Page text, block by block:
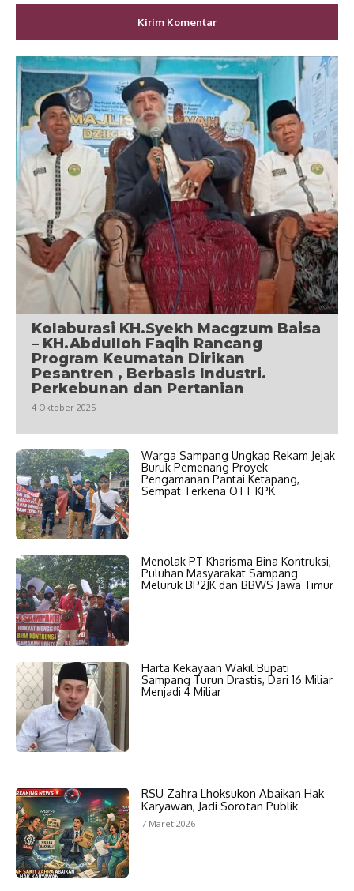
Kolaburasi KH.Syekh Macgzum Baisa
– KH.Abdulloh Faqih Rancang
Program Keumatan Dirikan
Pesantren , Berbasis Industri.
Perkebunan dan Pertanian
4 Oktober 2025
Warga Sampang Ungkap Rekam Jejak
Buruk Pemenang Proyek
Pengamanan Pantai Ketapang,
Sempat Terkena OTT KPK
Menolak PT Kharisma Bina Kontruksi,
Puluhan Masyarakat Sampang
Meluruk BP2JK dan BBWS Jawa Timur
Harta Kekayaan Wakil Bupati
Sampang Turun Drastis, Dari 16 Miliar
Menjadi 4 Miliar
RSU Zahra Lhoksukon Abaikan Hak
Karyawan, Jadi Sorotan Publik
7 Maret 2026